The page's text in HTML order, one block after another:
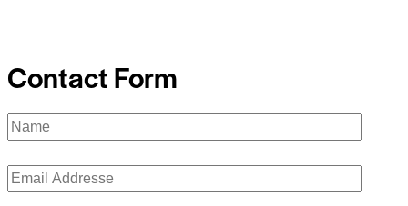
Contact Form